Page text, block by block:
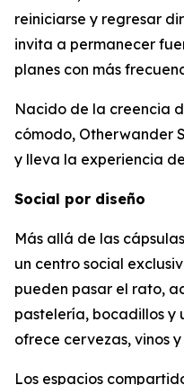
reiniciarse y regresar
invita a permanecer
planes con más
Nacido de la creencia
cómodo, Otherwander
y lleva la experiencia
Social por diseño
Más allá de las
un centro social
pueden pasar el rato,
pastelería, bocadillos y
ofrece cervezas, vinos
Los espacios